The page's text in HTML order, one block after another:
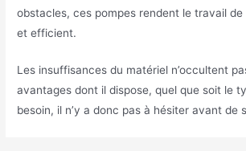
obstacles, ces pompes rendent le travail
et efficient.
Les insuffisances du matériel n’occultent
avantages dont il dispose, quel que soit le
besoin, il n’y a donc pas à hésiter avant de